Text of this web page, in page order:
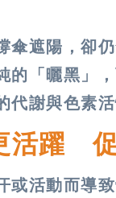
傘遮陽，卻
的「曬黑」
謝與色素
活躍
或活動而導